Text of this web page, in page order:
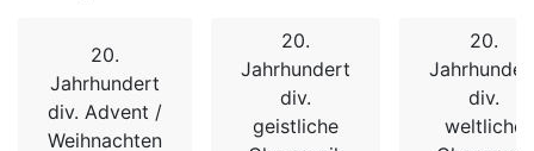
20.
Jahrhundert
div. Advent /
Weihnachten
20.
Jahrhundert
div.
geistliche
20.
div.
weltliche